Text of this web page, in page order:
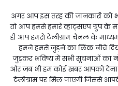
अगर आप इस तरह की जानकारी को
तो आप हमसे हमारे व्हाट्सएप ग्रुप
ही आप हमसे टेलीग्राम चैनल के
हमने हमसे जुड़ने का लिंक नीचे
जुड़कर भविष्य में सभी सूचनाओं का
और जब भी हम कोई खबर आपको
टेलीग्राम पर मिल जाएगी जिससे